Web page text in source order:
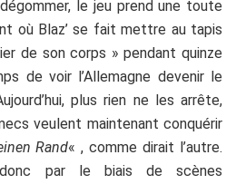
le jeu prend une toute
où Blaz’ se fait mettre au tapis
de son corps » pendant quinze
de voir l’Allemagne devenir le
plus rien ne les arrête,
veulent maintenant conquérir
Rand« , comme dirait l’autre.
par le biais de scènes